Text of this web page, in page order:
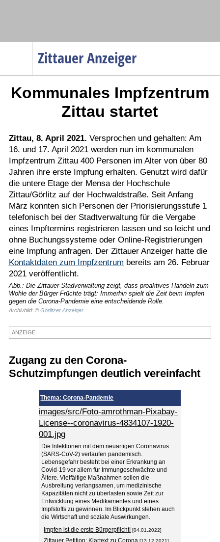
Zittauer Anzeiger
Menüpunkte
Politik
Wirtschaft
Service
Verkehr
Gesundheit
Kultur
Sport
Kostenlos
Kommunales Impfzentrum
Zittau startet
Zittau, 8. April 2021. Versprochen und gehalten: Am
16. und 17. April 2021 werden nun im kommunalen
Impfzentrum Zittau 400 Personen im Alter von über 80
Jahren ihre erste Impfung erhalten. Genutzt wird dafür
die untere Etage der Mensa der Hochschule
Zittau/Görlitz auf der Hochwaldstraße. Seit Anfang
März konnten sich Personen der Priorisierungsstufe 1
telefonisch bei der Stadtverwaltung für die Vergabe
eines Impftermins registrieren lassen und so leicht und
ohne Buchungssysteme oder Online-Registrierungen
eine Impfung anfragen. Der Zittauer Anzeiger hatte die
Kontaktdaten zum Impfzentrum bereits am 26. Februar
2021 veröffentlicht.
Abb.: Die Zittauer Stadverwaltung zeigt, dass proaktives Handeln zum
Wohle der Bürger Früchte trägt: Immerhin spielt die Zeit beim Impfen
gegen die Corona-Pandemie eine entscheidende Rolle.
Archivbild: © Görlitzer Anzeiger
ANZEIGE
Zugang zu den Corona-
Schutzimpfungen deutlich vereinfacht
Thema: Corona-Pandemie
images/src/Foto-amrothman-Pixabay-
License--coronavirus-4834107-1920-
001.jpg
Die Infektionen mit dem neuartigen Coronavirus
(SARS-CoV-2) verlaufen pandemisch.
Lebensgefahr besteht bei einer Erkrankung an
Covid-19 vor allem für Immungeschwächte und
Ältere. Vielfältige Maßnahmen sollen die
Ausbreitung verlangsamen, um medizinische
Kapazitäten nicht zu überlasten sowie Zeit zur
Entwicklung eines Medikamentes und eines
Impfstoffs zu gewinnen. Im Blickpunkt stehen auch
die Wirtschaft und soziale Auswirkungen.
Impfen ist die erste Bürgerpflicht! [04.01.2022]
Zittauer Petition: Klartext zu Corona [13.12.2021]